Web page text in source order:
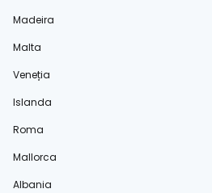
Madeira
Malta
Veneția
Islanda
Roma
Mallorca
Albania